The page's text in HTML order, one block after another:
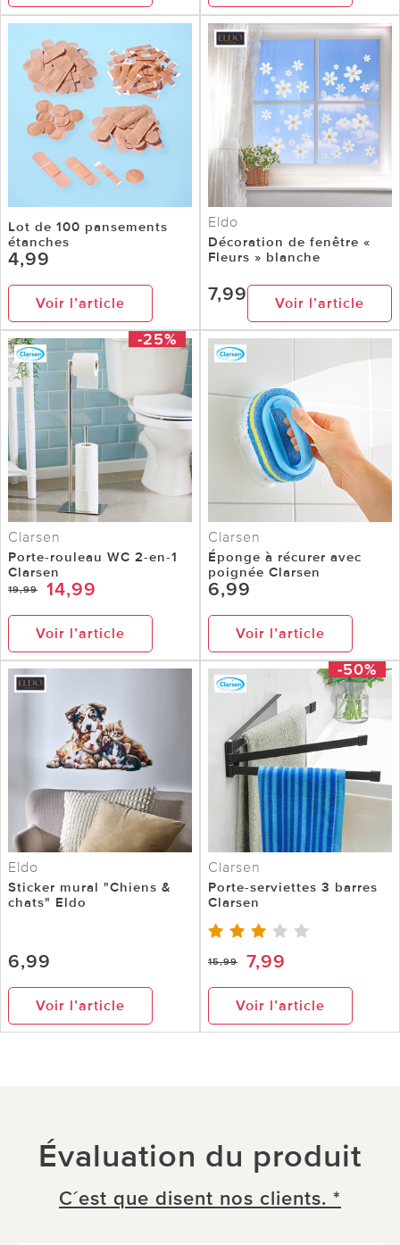
Lot de 100 pansements
étanches
4,99
Voir l’article
Eldo
Décoration de fenêtre «
Fleurs » blanche
7,99 Voir l’article
-25%
Clarsen
Porte-rouleau WC 2-en-1
Clarsen
19,99 14,99
Voir l’article
Clarsen
Éponge à récurer avec
poignée Clarsen
6,99
Voir l’article
Eldo
Sticker mural "Chiens &
chats" Eldo
6,99
Voir l’article
-50%
Clarsen
Porte-serviettes 3 barres
Clarsen
15,99 7,99
Voir l’article
Évaluation du produit
C´est que disent nos clients. *